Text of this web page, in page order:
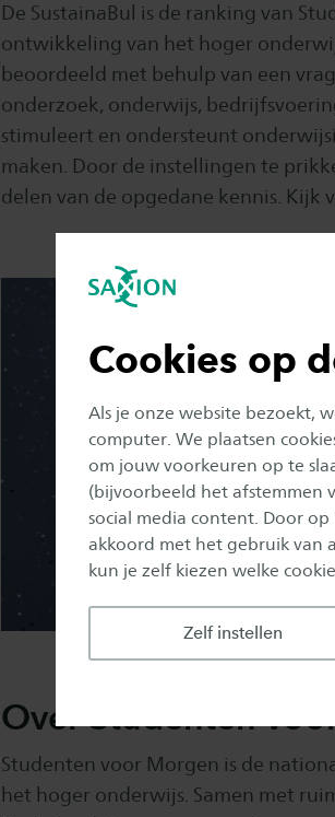
Cookies op
Als je onze website bezoekt,
computer. We plaatsen
om jouw voorkeuren op te
(bijvoorbeeld het afstemmen
social media content. Door
akkoord met het gebruik van
kun je zelf kiezen welke
Zelf instellen
De SustainaBul is de ranking van
ontwikkeling van het hoger
beoordeeld met behulp van een
onderzoek, onderwijs,
stimuleert en ondersteunt
maken. Door de instellingen te
delen van de opgedane kennis. Kijk
Over Studenten
Studenten voor Morgen is de
het hoger onderwijs. Samen met